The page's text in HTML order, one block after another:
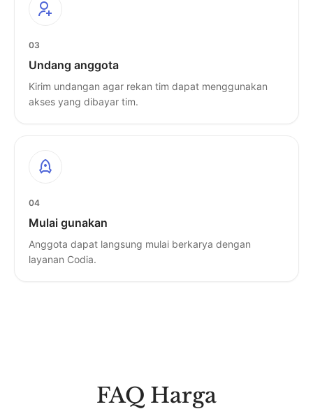
03
Undang anggota
Kirim undangan agar rekan tim dapat menggunakan
akses yang dibayar tim.
04
Mulai gunakan
Anggota dapat langsung mulai berkarya dengan
layanan Codia.
FAQ Harga